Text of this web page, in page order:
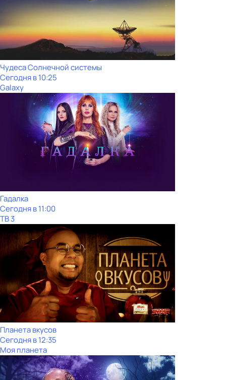
Чудеса Солнечной системы
Сегодня в 10:25
Galaxy
Гадалка
Сегодня в 11:00
ТВ 3
Планета вкусов
Сегодня в 12:35
Моя планета